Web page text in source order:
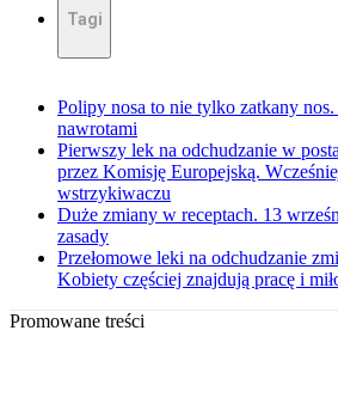
Tagi
Polipy nosa to nie tylko zatkany
nawrotami
Pierwszy lek na odchudzanie w
przez Komisję Europejską.
wstrzykiwaczu
Duże zmiany w receptach. 13
zasady
Przełomowe leki na odchudzanie
Kobiety częściej znajdują pracę i
Promowane treści